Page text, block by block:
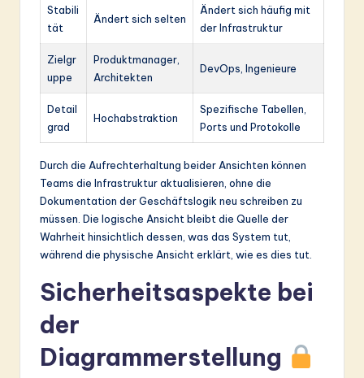
Stabili
tät
Ändert sich selten
Ändert sich häufig mit
der Infrastruktur
Zielgr
uppe
Produktmanager,
Architekten
DevOps, Ingenieure
Detail
grad
Hochabstraktion
Spezifische Tabellen,
Ports und Protokolle
Durch die Aufrechterhaltung beider Ansichten können
Teams die Infrastruktur aktualisieren, ohne die
Dokumentation der Geschäftslogik neu schreiben zu
müssen. Die logische Ansicht bleibt die Quelle der
Wahrheit hinsichtlich dessen, was das System tut,
während die physische Ansicht erklärt, wie es dies tut.
Sicherheitsaspekte bei
der
Diagrammerstellung